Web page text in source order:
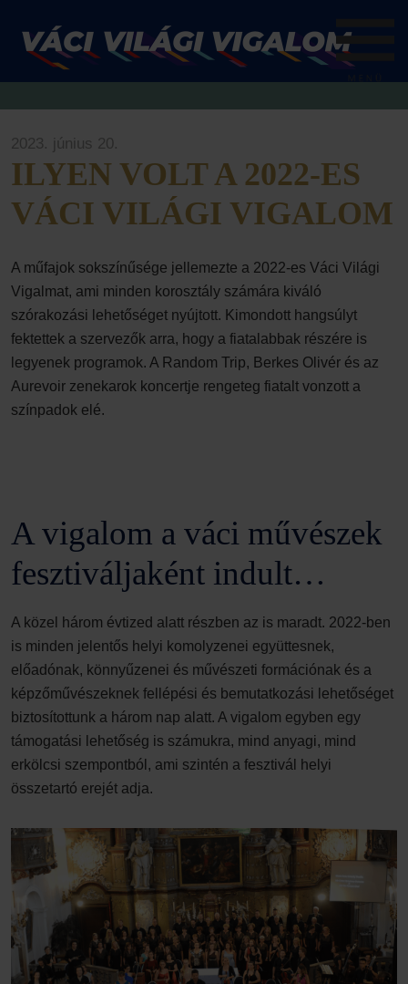
2023. június 20.
ILYEN VOLT A 2022-ES
VÁCI VILÁGI VIGALOM
A műfajok sokszínűsége jellemezte a 2022-es Váci Világi
Vigalmat, ami minden korosztály számára kiváló
szórakozási lehetőséget nyújtott. Kimondott hangsúlyt
fektettek a szervezők arra, hogy a fiatalabbak részére is
legyenek programok. A Random Trip, Berkes Olivér és az
Aurevoir zenekarok koncertje rengeteg fiatalt vonzott a
színpadok elé.
A vigalom a váci művészek
fesztiváljaként indult…
A közel három évtized alatt részben az is maradt. 2022-ben
is minden jelentős helyi komolyzenei együttesnek,
előadónak, könnyűzenei és művészeti formációnak és a
képzőművészeknek fellépési és bemutatkozási lehetőséget
biztosítottunk a három nap alatt. A vigalom egyben egy
támogatási lehetőség is számukra, mind anyagi, mind
erkölcsi szempontból, ami szintén a fesztivál helyi
összetartó erejét adja.